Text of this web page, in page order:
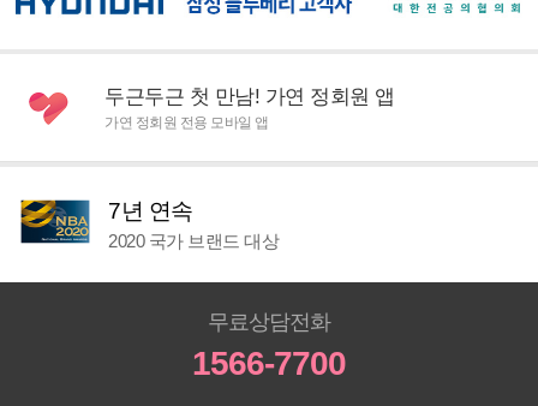
두근두근 첫 만남! 가연 정회원 앱
가연 정회원 전용 모바일 앱
7년 연속
2020 국가 브랜드 대상
무료상담전화
1566-7700